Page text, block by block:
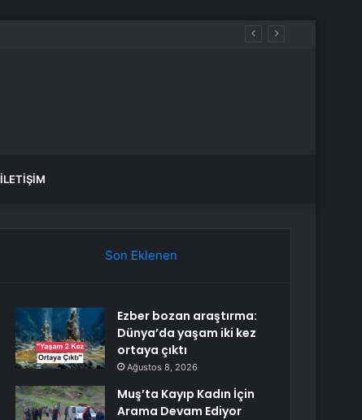
İLETIŞIM
Son Eklenen
Ezber bozan araştırma:
Dünya’da yaşam iki kez
ortaya çıktı
Ağustos 8, 2026
Muş’ta Kayıp Kadın İçin
Arama Devam Ediyor